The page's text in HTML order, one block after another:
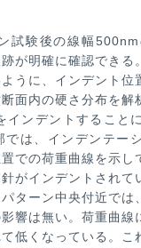
試験後の線幅
が明確に確認できる
うに、インデント位
面内の硬さ分布を解
インデントすること
では、インデンテー
での荷重曲線を示し
がインデントされ
ターン中央付近では
響は無い。荷重曲線
低くなって いる。こ